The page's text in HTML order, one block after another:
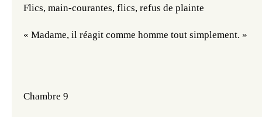
Flics, main-courantes, flics, refus de plainte
« Madame, il réagit comme homme tout simplement. »
Chambre 9